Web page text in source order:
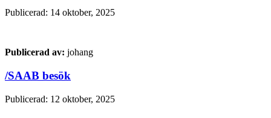
Publicerad: 14 oktober, 2025
Publicerad av: johang
/SAAB besök
Publicerad: 12 oktober, 2025